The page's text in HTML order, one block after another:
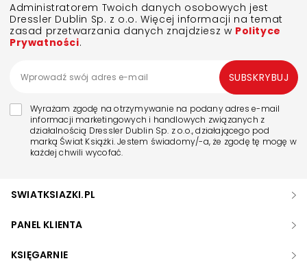
Administratorem Twoich danych osobowych jest
Dressler Dublin Sp. z o.o. Więcej informacji na temat
zasad przetwarzania danych znajdziesz w Polityce
Prywatności.
Wyrażam zgodę na otrzymywanie na podany adres e-mail
informacji marketingowych i handlowych związanych z
działalnością Dressler Dublin Sp. z o.o., działającego pod
marką Świat Książki. Jestem świadomy/-a, że zgodę tę mogę w
każdej chwili wycofać.
SUBSKRYBUJ
SWIATKSIAZKI.PL
PANEL KLIENTA
KSIĘGARNIE